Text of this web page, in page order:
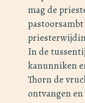
mag de
In de
kanunniken
Thorn de
ontvangen